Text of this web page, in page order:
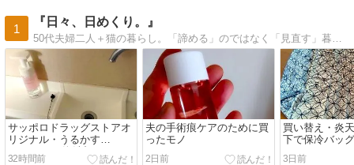
1
『日々、日めくり。』
サッポロドラッグストアオ
リジナル・うるかす
HATOMUGI泡洗顔
32時間前
夫の手術痕ケアのために買
ったモノ
2日前
買い替え・炎
下で保冷バッ
て・・
3日前